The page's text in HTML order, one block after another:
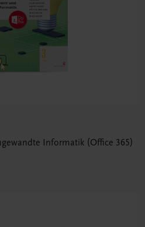
Informatik (Office 365)